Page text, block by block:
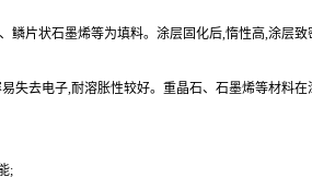
片状石墨烯等为填料。涂层固化后,惰性高,涂层致
失去电子,耐溶胀性较好。重晶石、石墨烯等材料
;